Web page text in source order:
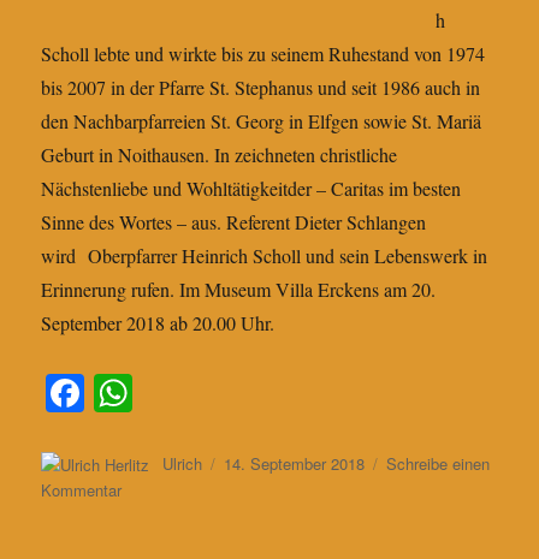
h
Scholl lebte und wirkte bis zu seinem Ruhestand von 1974
bis 2007 in der Pfarre St. Stephanus und seit 1986 auch in
den Nachbarpfarreien St. Georg in Elfgen sowie St. Mariä
Geburt in Noithausen. In zeichneten christliche
Nächstenliebe und Wohltätigkeitder – Caritas im besten
Sinne des Wortes – aus. Referent Dieter Schlangen
wird Oberpfarrer Heinrich Scholl und sein Lebenswerk in
Erinnerung rufen. Im Museum Villa Erckens am 20.
September 2018 ab 20.00 Uhr.
Fa
bo
ok
ts Autor
Ulrich
Veröffentlicht
14. September 2018
Schreibe einen
Kommentarzu